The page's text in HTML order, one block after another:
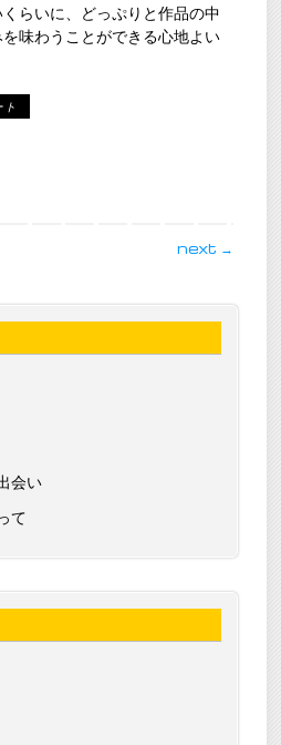
らいに、どっぷりと作品の中
味わうことができる心地よい
ト
next →
会い
て